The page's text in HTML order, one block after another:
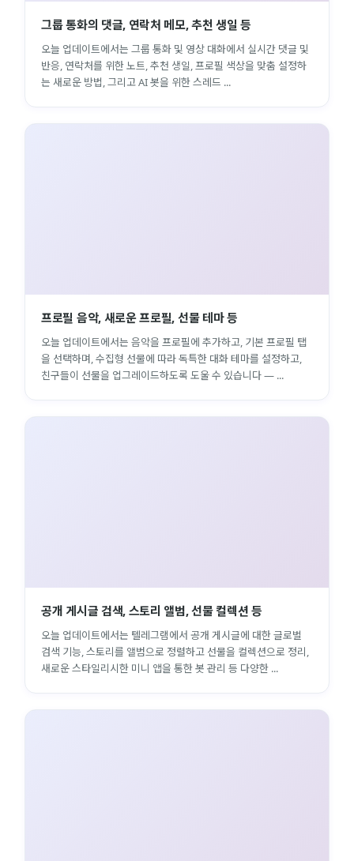
그룹 통화의 댓글, 연락처 메모, 추천 생일 등
오늘 업데이트에서는 그룹 통화 및 영상 대화에서 실시간 댓글 및
반응, 연락처를 위한 노트, 추천 생일, 프로필 색상을 맞춤 설정하
는 새로운 방법, 그리고 AI 봇을 위한 스레드 ...
프로필 음악, 새로운 프로필, 선물 테마 등
오늘 업데이트에서는 음악을 프로필에 추가하고, 기본 프로필 탭
을 선택하며, 수집형 선물에 따라 독특한 대화 테마를 설정하고,
친구들이 선물을 업그레이드하도록 도울 수 있습니다 — ...
공개 게시글 검색, 스토리 앨범, 선물 컬렉션 등
오늘 업데이트에서는 텔레그램에서 공개 게시글에 대한 글로벌
검색 기능, 스토리를 앨범으로 정렬하고 선물을 컬렉션으로 정리,
새로운 스타일리시한 미니 앱을 통한 봇 관리 등 다양한 ...